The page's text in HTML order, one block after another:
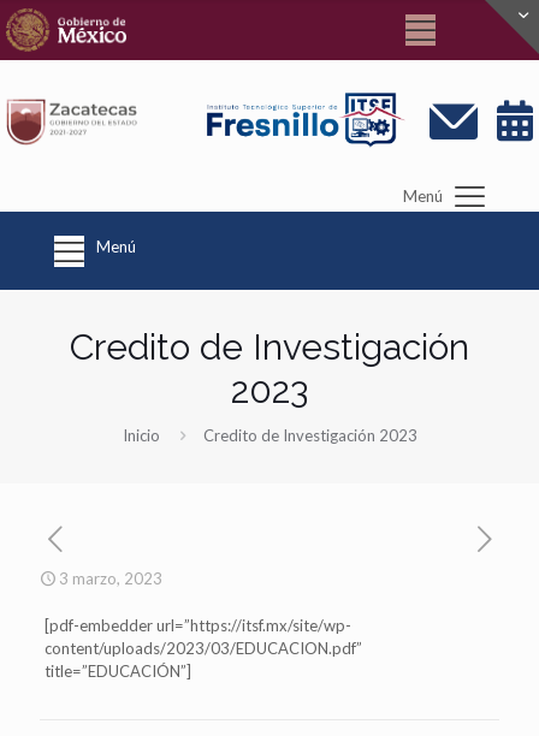
Menú
Menú
Credito de Investigación
2023
Inicio Credito de Investigación 2023
3 marzo, 2023
[pdf-embedder url=”https://itsf.mx/site/wp-
content/uploads/2023/03/EDUCACION.pdf”
title=”EDUCACIÓN”]